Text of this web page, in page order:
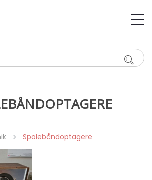
Spolebåndoptagere